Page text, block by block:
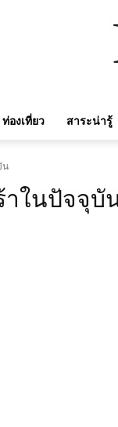
ท่องเที่ยว สาระน่ารู้
น
าในปัจจุบั